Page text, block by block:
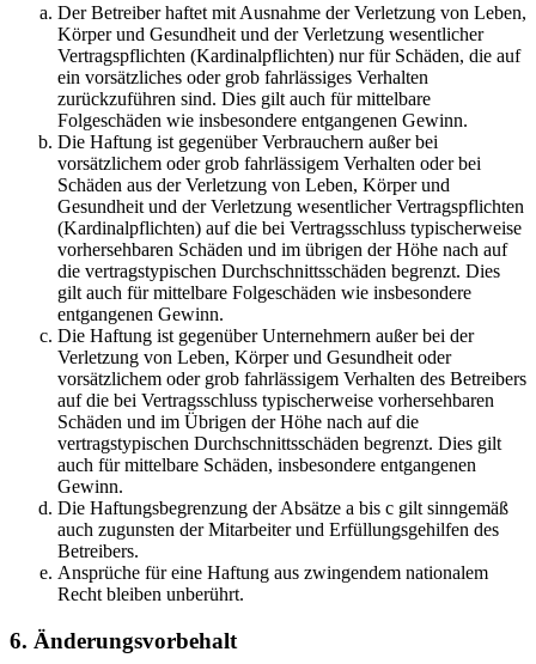
Der Betreiber haftet mit Ausnahme der Verletzung von Leben,
Körper und Gesundheit und der Verletzung wesentlicher
Vertragspflichten (Kardinalpflichten) nur für Schäden, die auf
ein vorsätzliches oder grob fahrlässiges Verhalten
zurückzuführen sind. Dies gilt auch für mittelbare
Folgeschäden wie insbesondere entgangenen Gewinn.
Die Haftung ist gegenüber Verbrauchern außer bei
vorsätzlichem oder grob fahrlässigem Verhalten oder bei
Schäden aus der Verletzung von Leben, Körper und
Gesundheit und der Verletzung wesentlicher Vertragspflichten
(Kardinalpflichten) auf die bei Vertragsschluss typischerweise
vorhersehbaren Schäden und im übrigen der Höhe nach auf
die vertragstypischen Durchschnittsschäden begrenzt. Dies
gilt auch für mittelbare Folgeschäden wie insbesondere
entgangenen Gewinn.
Die Haftung ist gegenüber Unternehmern außer bei der
Verletzung von Leben, Körper und Gesundheit oder
vorsätzlichem oder grob fahrlässigem Verhalten des Betreibers
auf die bei Vertragsschluss typischerweise vorhersehbaren
Schäden und im Übrigen der Höhe nach auf die
vertragstypischen Durchschnittsschäden begrenzt. Dies gilt
auch für mittelbare Schäden, insbesondere entgangenen
Gewinn.
Die Haftungsbegrenzung der Absätze a bis c gilt sinngemäß
auch zugunsten der Mitarbeiter und Erfüllungsgehilfen des
Betreibers.
Ansprüche für eine Haftung aus zwingendem nationalem
Recht bleiben unberührt.
6. Änderungsvorbehalt